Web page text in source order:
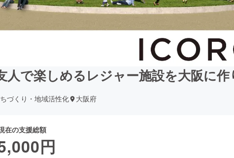
で楽しめるレジャー施設を大阪に作
づくり・地域活性化 大阪府
在の支援総額
円